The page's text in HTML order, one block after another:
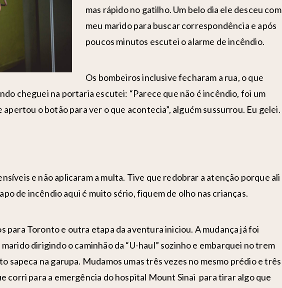
mas rápido no gatilho. Um belo dia ele desceu com
meu marido para buscar correspondência e após
poucos minutos escutei o alarme de incêndio.
Os bombeiros inclusive fecharam a rua, o que
cheguei na portaria escutei: “Parece que não é incêndio, foi um
o botão para ver o que acontecia”, alguém sussurrou. Eu gelei.
e não aplicaram a multa. Tive que redobrar a atenção porque ali
de incêndio aqui é muito sério, fiquem de olho nas crianças.
para Toronto e outra etapa da aventura iniciou. A mudança já foi
dirigindo o caminhão da “U-haul” sozinho e embarquei no trem
sapeca na garupa. Mudamos umas três vezes no mesmo prédio e três
corri para a emergência do hospital Mount Sinai para tirar algo que